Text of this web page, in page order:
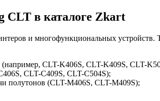
CLT в каталоге Zkart
и многофункциональных
CLT-K406S, CLT-K409S, CLT-
CLT-C409S, CLT-C504S);
полутонов (CLT-M406S, CLT-M409S);